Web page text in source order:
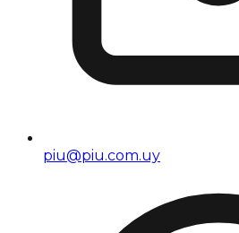
piu@piu.com.uy